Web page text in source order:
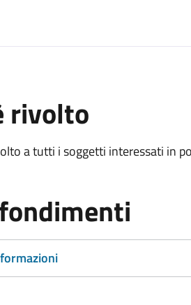
rivolto
a tutti i soggetti interessati in